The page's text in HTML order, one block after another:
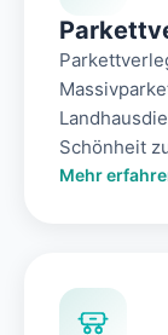
Schönheit
Mehr